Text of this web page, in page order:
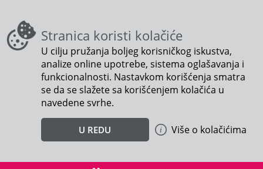
Stranica koristi kolačiće
U cilju pružanja boljeg korisničkog iskustva,
analize online upotrebe, sistema oglašavanja i
funkcionalnosti. Nastavkom korišćenja smatra
se da se slažete sa korišćenjem kolačića u
navedene svrhe.
U REDU Više o kolačićima